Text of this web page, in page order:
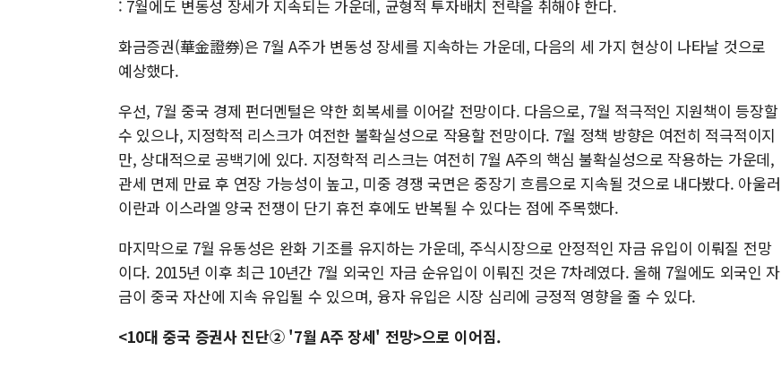
: 7월에도 변동성 장세가 지속되는 가운데, 균형적 투자배치 전략을 취해야 한다.
화금증권(華金證券)은 7월 A주가 변동성 장세를 지속하는 가운데, 다음의 세 가지 현상이 나타날 것으로
예상했다.
우선, 7월 중국 경제 펀더멘털은 약한 회복세를 이어갈 전망이다. 다음으로, 7월 적극적인 지원책이 등장할
수 있으나, 지정학적 리스크가 여전한 불확실성으로 작용할 전망이다. 7월 정책 방향은 여전히 적극적이지
만, 상대적으로 공백기에 있다. 지정학적 리스크는 여전히 7월 A주의 핵심 불확실성으로 작용하는 가운데,
관세 면제 만료 후 연장 가능성이 높고, 미중 경쟁 국면은 중장기 흐름으로 지속될 것으로 내다봤다. 아울러
이란과 이스라엘 양국 전쟁이 단기 휴전 후에도 반복될 수 있다는 점에 주목했다.
마지막으로 7월 유동성은 완화 기조를 유지하는 가운데, 주식시장으로 안정적인 자금 유입이 이뤄질 전망
이다. 2015년 이후 최근 10년간 7월 외국인 자금 순유입이 이뤄진 것은 7차례였다. 올해 7월에도 외국인 자
금이 중국 자산에 지속 유입될 수 있으며, 융자 유입은 시장 심리에 긍정적 영향을 줄 수 있다.
<10대 중국 증권사 진단② '7월 A주 장세' 전망>으로 이어짐.